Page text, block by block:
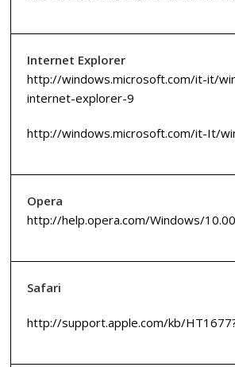
Internet Explorer
http://windows.microsoft.com/it-it/
internet-explorer-9
http://windows.microsoft.com/it-It/
Opera
http://help.opera.com/Windows/
Safari
http://support.apple.com/kb/